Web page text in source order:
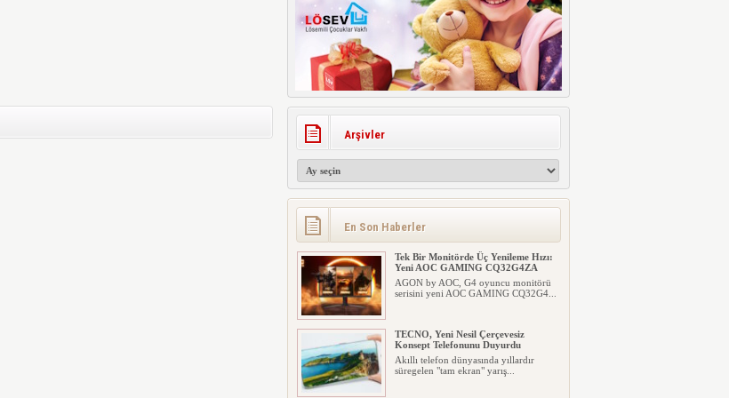
Arşivler
En Son Haberler
Tek Bir Monitörde Üç Yenileme Hızı:
Yeni AOC GAMING CQ32G4ZA
AGON by AOC, G4 oyuncu monitörü
serisini yeni AOC GAMING CQ32G4...
TECNO, Yeni Nesil Çerçevesiz
Konsept Telefonunu Duyurdu
Akıllı telefon dünyasında yıllardır
süregelen "tam ekran" yarış...